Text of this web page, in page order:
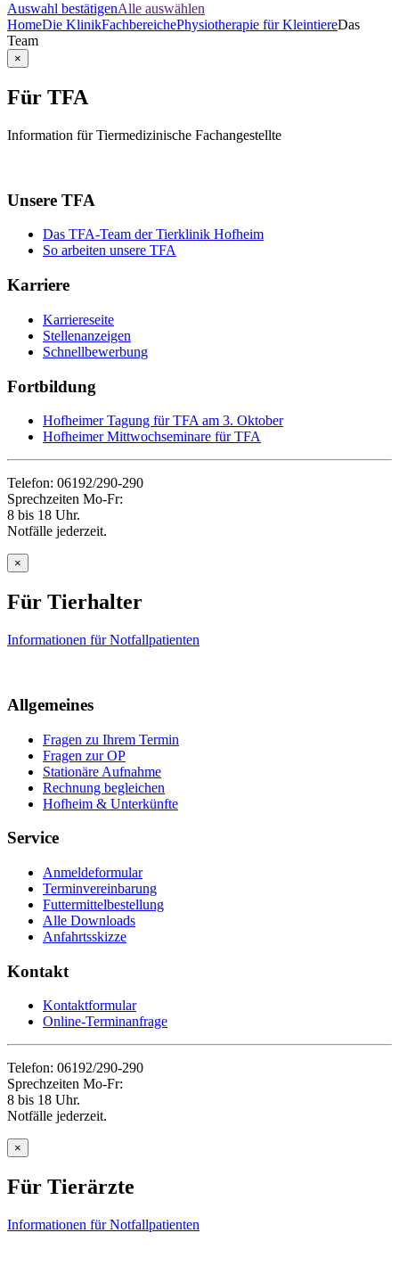
Auswahl bestätigenAlle auswählen
HomeDie KlinikFachbereichePhysiotherapie für KleintiereDas
Team
×
Für TFA
Information für Tiermedizinische Fachangestellte
Unsere TFA
Das TFA-Team der Tierklinik Hofheim
So arbeiten unsere TFA
Karriere
Karriereseite
Stellenanzeigen
Schnellbewerbung
Fortbildung
Hofheimer Tagung für TFA am 3. Oktober
Hofheimer Mittwochseminare für TFA
Telefon: 06192/290-290
Sprechzeiten Mo-Fr:
8 bis 18 Uhr.
Notfälle jederzeit.
×
Für Tierhalter
Informationen für Notfallpatienten
Allgemeines
Fragen zu Ihrem Termin
Fragen zur OP
Stationäre Aufnahme
Rechnung begleichen
Hofheim & Unterkünfte
Service
Anmeldeformular
Terminvereinbarung
Futtermittelbestellung
Alle Downloads
Anfahrtsskizze
Kontakt
Kontaktformular
Online-Terminanfrage
Telefon: 06192/290-290
Sprechzeiten Mo-Fr:
8 bis 18 Uhr.
Notfälle jederzeit.
×
Für Tierärzte
Informationen für Notfallpatienten